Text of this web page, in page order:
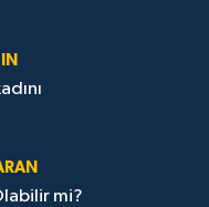
mi?